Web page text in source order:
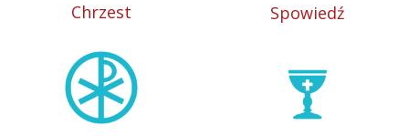
Chrzest Spowiedź